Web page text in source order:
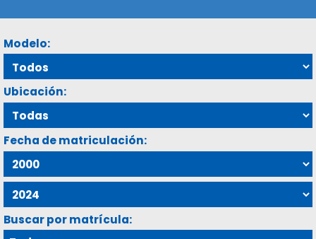
Modelo:
Ubicación:
Fecha de matriculación:
Buscar por matrícula: